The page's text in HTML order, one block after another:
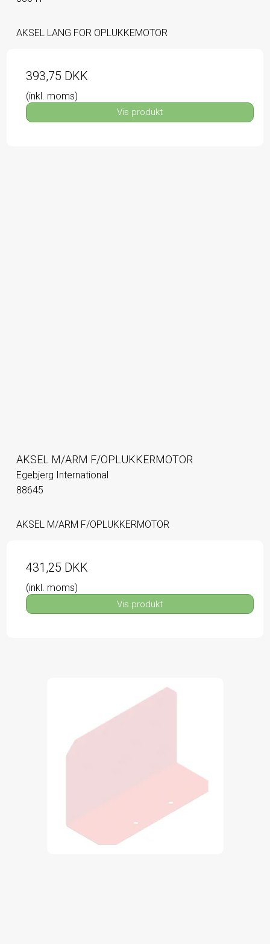
AKSEL LANG FOR OPLUKKEMOTOR
393,75 DKK
(inkl. moms)
Vis produkt
AKSEL M/ARM F/OPLUKKERMOTOR
Egebjerg International
88645
AKSEL M/ARM F/OPLUKKERMOTOR
431,25 DKK
(inkl. moms)
Vis produkt